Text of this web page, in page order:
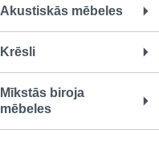
Akustiskās mēbeles
Krēsli
Mīkstās biroja
mēbeles